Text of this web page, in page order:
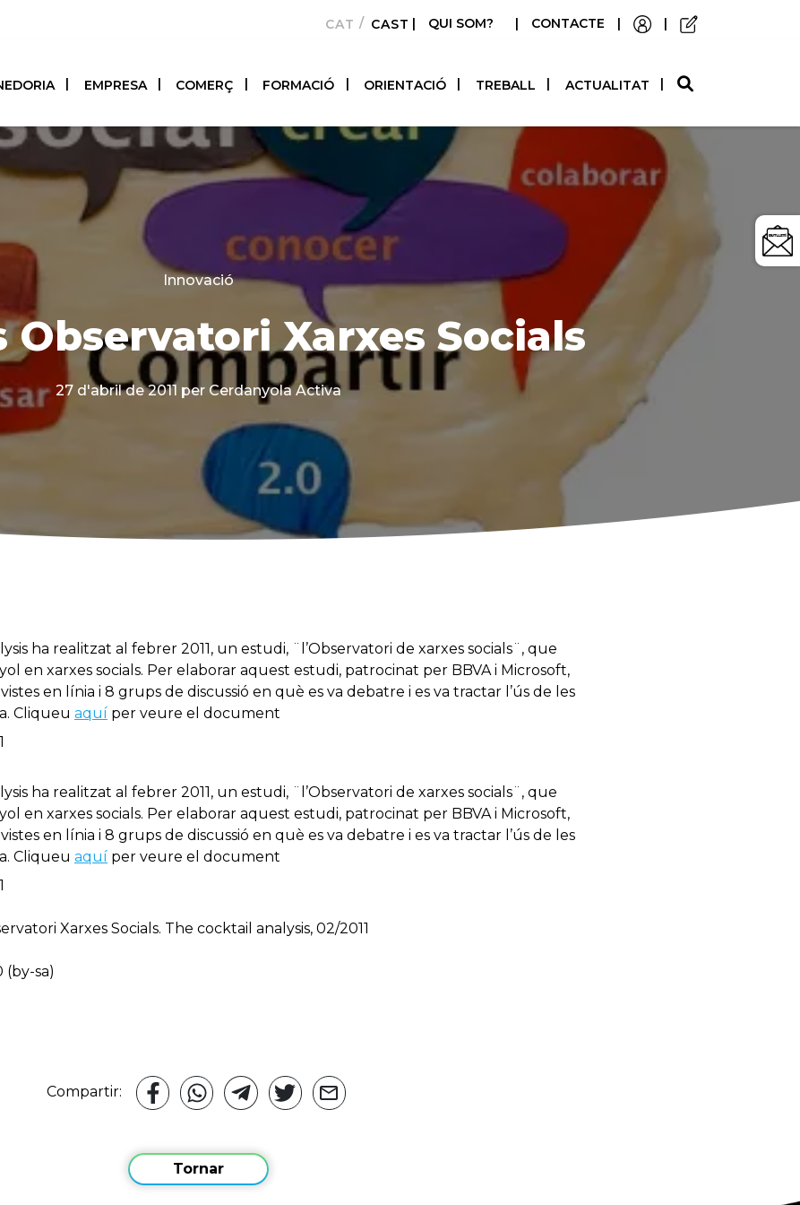
CATALÀCASTELLANO
| QUI SOM? | CONTACTE | |
EMPRESA COMERÇ FORMACIÓ ORIENTACIÓ TREBALL ACTUALITAT
Categories
Innovació
Observatori Xarxes Socials
27 d'abril de 2011 per Cerdanyola Activa
ha realitzat al febrer 2011, un estudi, ¨l’Observatori de xarxes socials¨, que
en xarxes socials. Per elaborar aquest estudi, patrocinat per BBVA i Microsoft,
en línia i 8 grups de discussió en què es va debatre i es va tractar l’ús de les
Cliqueu aquí per veure el document
ha realitzat al febrer 2011, un estudi, ¨l’Observatori de xarxes socials¨, que
en xarxes socials. Per elaborar aquest estudi, patrocinat per BBVA i Microsoft,
en línia i 8 grups de discussió en què es va debatre i es va tractar l’ús de les
Cliqueu aquí per veure el document
Xarxes Socials. The cocktail analysis, 02/2011
(by-sa)
Compartir:
Tornar